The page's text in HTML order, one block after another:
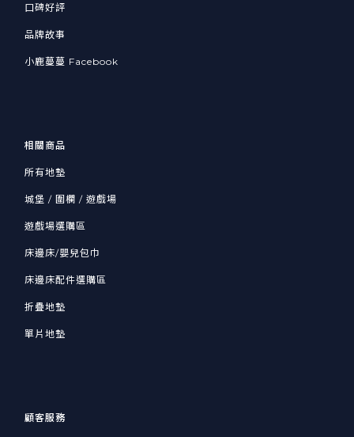
口碑好評
品牌故事
小鹿蔓蔓 Facebook
相關商品
所有地墊
城堡 / 圍欄 / 遊戲場
遊戲場選購區
床邊床/嬰兒包巾
床邊床配件選購區
折疊地墊
單片地墊
顧客服務